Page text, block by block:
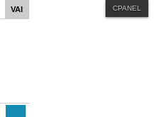
CPANEL